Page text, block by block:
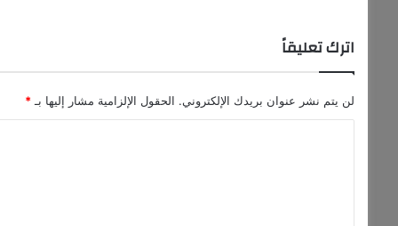
ة
و
ا
ن
اترك تعليقاً
لن يتم نشر عنوان بريدك الإلكتروني. الحقول الإلزامية مشار إليها بـ *